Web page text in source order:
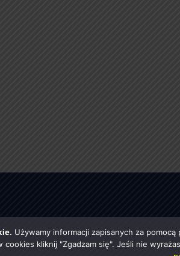
Używamy informacji zapisanych za
cookies kliknij "Zgadzam się". Jeśli nie